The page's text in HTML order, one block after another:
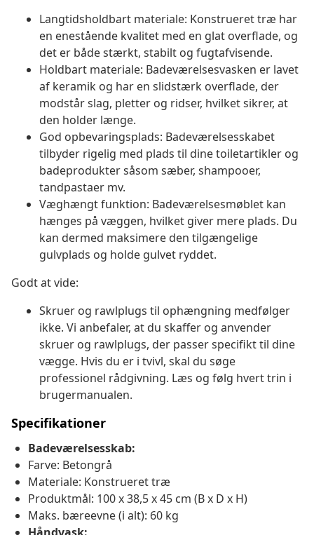
Langtidsholdbart materiale: Konstrueret træ har
en enestående kvalitet med en glat overflade, og
det er både stærkt, stabilt og fugtafvisende.
Holdbart materiale: Badeværelsesvasken er lavet
af keramik og har en slidstærk overflade, der
modstår slag, pletter og ridser, hvilket sikrer, at
den holder længe.
God opbevaringsplads: Badeværelsesskabet
tilbyder rigelig med plads til dine toiletartikler og
badeprodukter såsom sæber, shampooer,
tandpastaer mv.
Væghængt funktion: Badeværelsesmøblet kan
hænges på væggen, hvilket giver mere plads. Du
kan dermed maksimere den tilgængelige
gulvplads og holde gulvet ryddet.
Godt at vide:
Skruer og rawlplugs til ophængning medfølger
ikke. Vi anbefaler, at du skaffer og anvender
skruer og rawlplugs, der passer specifikt til dine
vægge. Hvis du er i tvivl, skal du søge
professionel rådgivning. Læs og følg hvert trin i
brugermanualen.
Specifikationer
Badeværelsesskab:
Farve: Betongrå
Materiale: Konstrueret træ
Produktmål: 100 x 38,5 x 45 cm (B x D x H)
Maks. bæreevne (i alt): 60 kg